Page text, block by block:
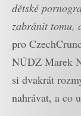
dětské
zabránit tomu,
pro
NÚDZ Marek
si dvakrát
nahrávat, a co